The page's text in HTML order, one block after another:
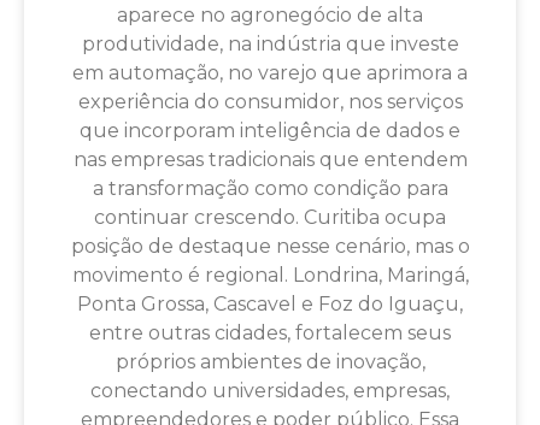
aparece no agronegócio de alta
produtividade, na indústria que investe
em automação, no varejo que aprimora a
experiência do consumidor, nos serviços
que incorporam inteligência de dados e
nas empresas tradicionais que entendem
a transformação como condição para
continuar crescendo. Curitiba ocupa
posição de destaque nesse cenário, mas o
movimento é regional. Londrina, Maringá,
Ponta Grossa, Cascavel e Foz do Iguaçu,
entre outras cidades, fortalecem seus
próprios ambientes de inovação,
conectando universidades, empresas,
empreendedores e poder público. Essa